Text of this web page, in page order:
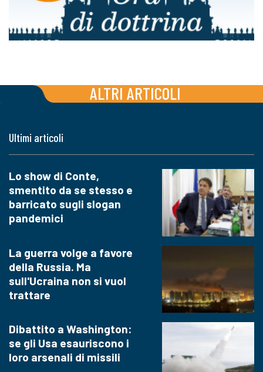
ALTRI ARTICOLI
Ultimi articoli
Lo show di Conte,
smentito da se stesso e
barricato sugli slogan
pandemici
La guerra volge a favore
della Russia. Ma
sull'Ucraina non si vuol
trattare
Dibattito a Washington:
se gli Usa esauriscono i
loro arsenali di missili